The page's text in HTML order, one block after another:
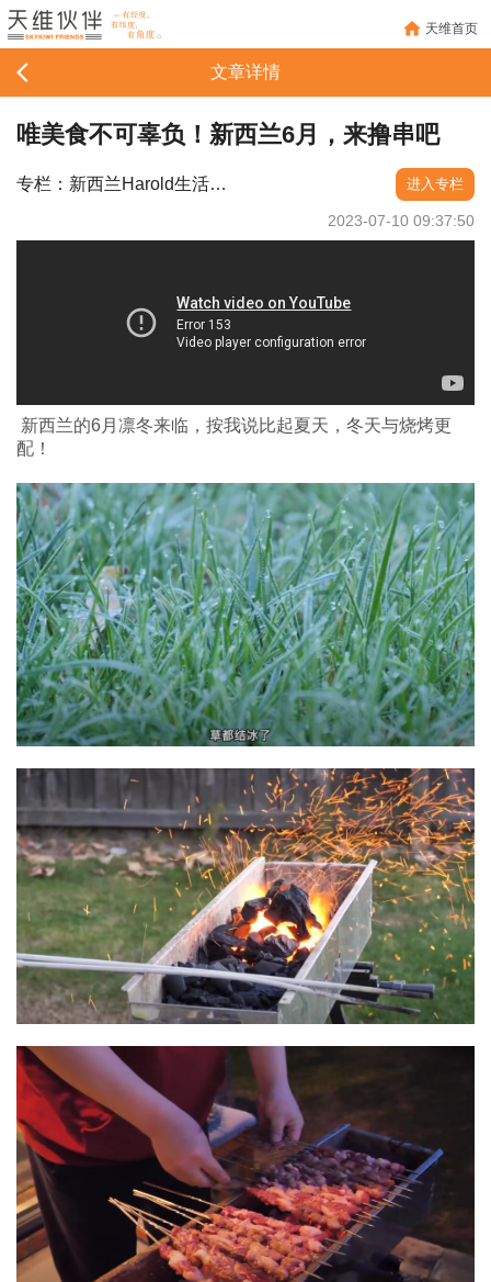
天维首页
文章详情
唯美食不可辜负！新西兰6月，来撸串吧
专栏：新西兰Harold生活记录 进入专栏
2023-07-10 09:37:50
新西兰的6月凛冬来临，按我说比起夏天，冬天与烧烤更
配！